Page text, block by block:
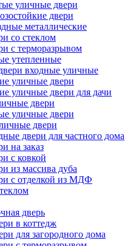
уличные двери
двери
металлические
со стеклом
с терморазрывом
утепленные
входные уличные
уличные двери
уличные двери для дачи
двери
уличные двери
двери
двери для частного дома
на заказ
с ковкой
из массива дуба
с отделкой из МДФ
дверь
в коттедж
для загородного дома